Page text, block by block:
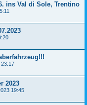
ins Val di Sole, Trentino
2023
19:45